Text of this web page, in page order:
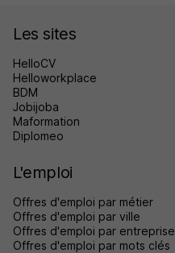
Les sites
HelloCV
Helloworkplace
BDM
Jobijoba
Maformation
Diplomeo
L'emploi
Offres d'emploi par métier
Offres d'emploi par ville
Offres d'emploi par entreprise
Offres d'emploi par mots clés